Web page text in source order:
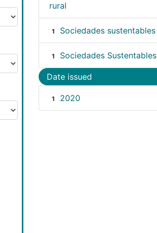
rural
1 Sociedades sustentables
1 Sociedades Sustentables
Date issued
1 2020